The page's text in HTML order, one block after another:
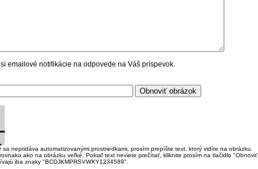
emailové notifikácie na odpovede na Váš príspevok.
nepridáva automatizovanými prostriedkami, prosím prepíšte text, ktorý vidíte na obrázku.
ako na obrázku veľké. Pokiaľ text neviete prečítať, kliknite prosím na tlačidlo "Obnoviť
iba znaky "BCDJKMPRSVWXY1234589".